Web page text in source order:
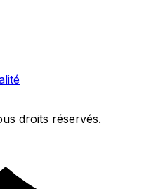
droits réservés.